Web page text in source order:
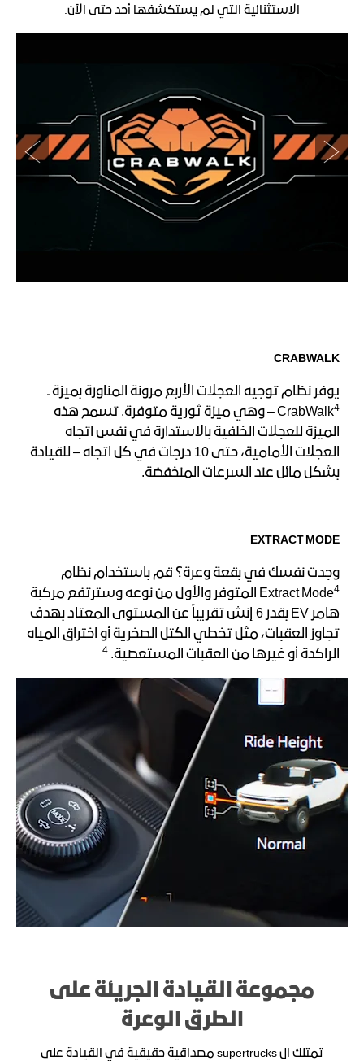
الاستثنائية التي لم يستكشفها أحد حتى الآن.
CRABWALK
يوفر نظام توجيه العجلات الأربع مرونة المناورة بميزة ـ
CrabWalk4
– وهي ميزة ثورية متوفرة. تسمح هذه
الميزة للعجلات الخلفية بالاستدارة في نفس اتجاه
العجلات الأمامية، حتى 10 درجات في كل اتجاه – للقيادة
بشكل مائل عند السرعات المنخفضة.
EXTRACT MODE
وجدت نفسك في بقعة وعرة؟ قم باستخدام نظام
Extract Mode4
المتوفر والأول من نوعه وسترتفع مركبة
هامر EV بقدر 6 إنش تقريباً عن المستوى المعتاد بهدف
تجاوز العقبات، مثل تخطي الكتل الصخرية أو اختراق المياه
الراكدة أو غيرها من العقبات المستعصية. 4
مجموعة القيادة الجريئة على
الطرق الوعرة
تمتلك ال supertrucks مصداقية حقيقية في القيادة على